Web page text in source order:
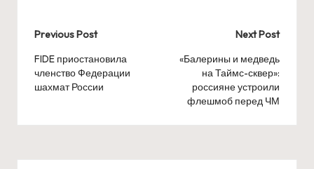
Post
navigation
Previous Post
FIDE приостановила
членство Федерации
шахмат России
Next Post
«Балерины и медведь
на Таймс-сквер»:
россияне устроили
флешмоб перед ЧМ